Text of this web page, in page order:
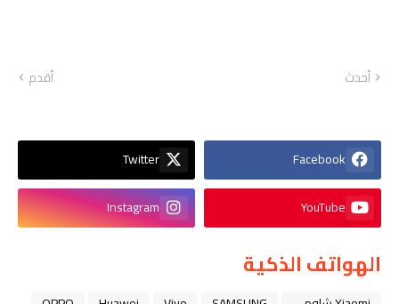
أحدث أقدم
Facebook
Twitter
YouTube
Instagram
الهواتف الذكية